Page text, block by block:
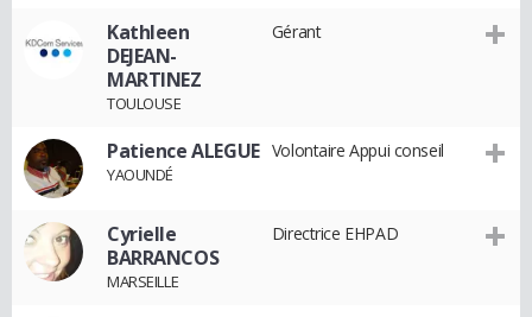
Kathleen
DEJEAN-
MARTINEZ
TOULOUSE
Gérant
Patience ALEGUE
YAOUNDÉ
Volontaire Appui conseil
Cyrielle
BARRANCOS
MARSEILLE
Directrice EHPAD